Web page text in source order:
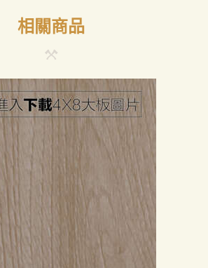
相關商品